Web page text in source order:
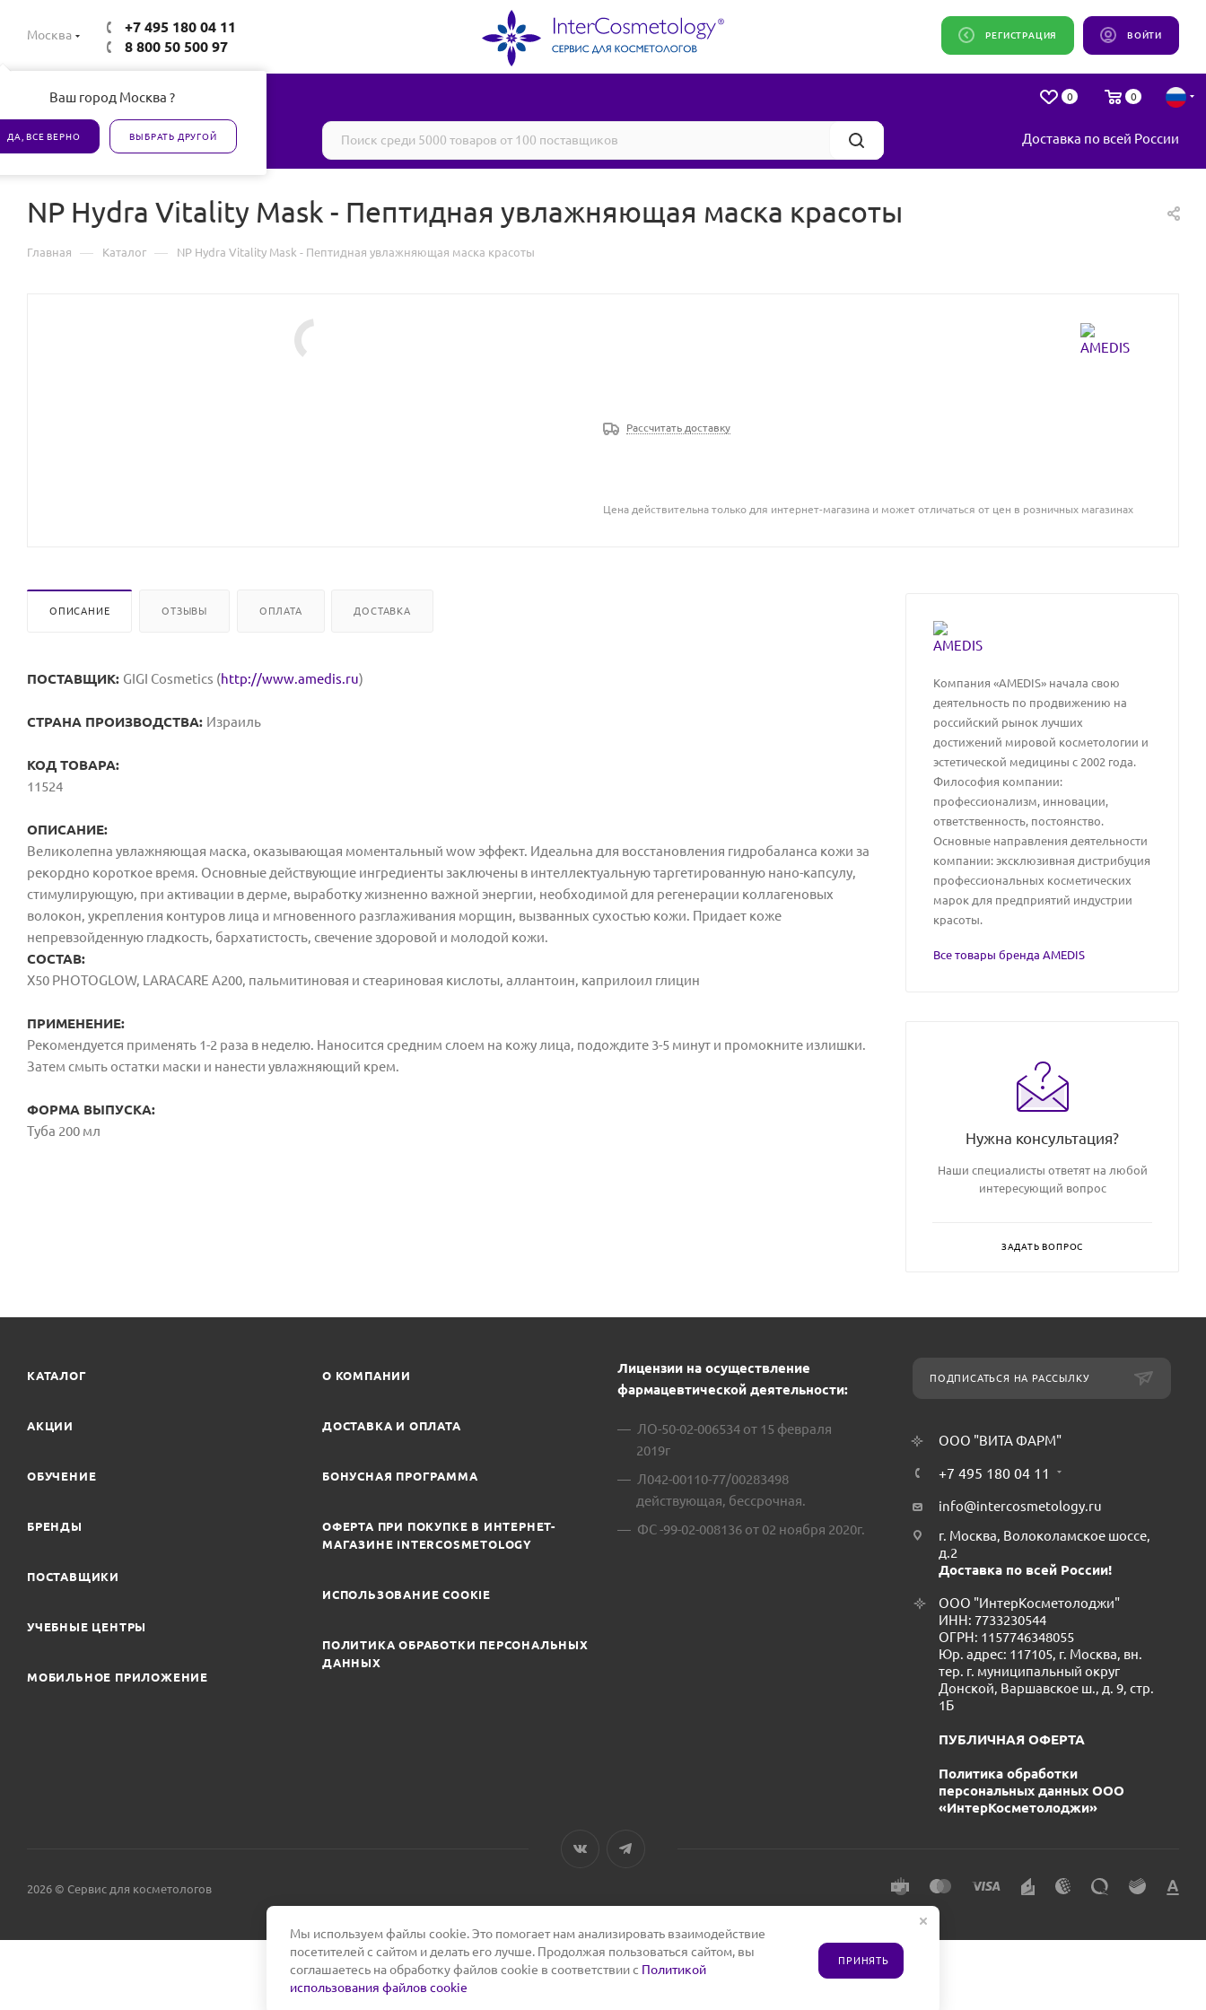
Москва
Ваш город Москва ?
ДА, ВСЕ ВЕРНО ВЫБРАТЬ ДРУГОЙ
+7 495 180 04 11
8 800 50 500 97
ВОЙТИ
РЕГИСТРАЦИЯ
0 0
Все товары сертифицированы Доставка по всей России
NP Hydra Vitality Mask - Пептидная увлажняющая маска красоты
Главная — Каталог — NP Hydra Vitality Mask - Пептидная увлажняющая маска красоты
Рассчитать доставку
Цена действительна только для интернет-магазина и может отличаться от цен в розничных магазинах
ОПИСАНИЕ ОТЗЫВЫ ОПЛАТА ДОСТАВКА
ПОСТАВЩИК: GIGI Cosmetics (http://www.amedis.ru)
СТРАНА ПРОИЗВОДСТВА: Израиль
КОД ТОВАРА:
11524
ОПИСАНИЕ:
Великолепна увлажняющая маска, оказывающая моментальный wow эффект. Идеальна для восстановления гидробаланса кожи за
рекордно короткое время. Основные действующие ингредиенты заключены в интеллектуальную таргетированную нано-капсулу,
стимулирующую, при активации в дерме, выработку жизненно важной энергии, необходимой для регенерации коллагеновых
волокон, укрепления контуров лица и мгновенного разглаживания морщин, вызванных сухостью кожи. Придает коже
непревзойденную гладкость, бархатистость, свечение здоровой и молодой кожи.
СОСТАВ:
X50 PHOTOGLOW, LARACARE A200, пальмитиновая и стеариновая кислоты, аллантоин, каприлоил глицин
ПРИМЕНЕНИЕ:
Рекомендуется применять 1-2 раза в неделю. Наносится средним слоем на кожу лица, подождите 3-5 минут и промокните излишки.
Затем смыть остатки маски и нанести увлажняющий крем.
ФОРМА ВЫПУСКА:
Туба 200 мл
Компания «AMEDIS» начала свою
деятельность по продвижению на
российский рынок лучших
достижений мировой косметологии и
эстетической медицины с 2002 года.
Философия компании:
профессионализм, инновации,
ответственность, постоянство.
Основные направления деятельности
компании: эксклюзивная дистрибуция
профессиональных косметических
марок для предприятий индустрии
красоты.
Все товары бренда AMEDIS
Нужна консультация?
Наши специалисты ответят на любой
интересующий вопрос
ЗАДАТЬ ВОПРОС
КАТАЛОГ
АКЦИИ
ОБУЧЕНИЕ
БРЕНДЫ
ПОСТАВЩИКИ
УЧЕБНЫЕ ЦЕНТРЫ
МОБИЛЬНОЕ ПРИЛОЖЕНИЕ
О КОМПАНИИ
ДОСТАВКА И ОПЛАТА
БОНУСНАЯ ПРОГРАММА
ОФЕРТА ПРИ ПОКУПКЕ В ИНТЕРНЕТ-
МАГАЗИНЕ INTERCOSMETOLOGY
ИСПОЛЬЗОВАНИЕ COOKIE
ПОЛИТИКА ОБРАБОТКИ ПЕРСОНАЛЬНЫХ
ДАННЫХ
Лицензии на осуществление
фармацевтической деятельности:
ЛО-50-02-006534 от 15 февраля
2019г
Л042-00110-77/00283498
действующая, бессрочная.
ФС -99-02-008136 от 02 ноября 2020г.
ПОДПИСАТЬСЯ НА РАССЫЛКУ
ООО "ВИТА ФАРМ"
+7 495 180 04 11
info@intercosmetology.ru
г. Москва, Волоколамское шоссе,
д.2
Доставка по всей России!
ООО "ИнтерКосметолоджи"
ИНН: 7733230544
ОГРН: 1157746348055
Юр. адрес: 117105, г. Москва, вн.
тер. г. муниципальный округ
Донской, Варшавское ш., д. 9, стр.
1Б
ПУБЛИЧНАЯ ОФЕРТА
Политика обработки
персональных данных ООО
«ИнтерКосметолоджи»
2026 © Сервис для косметологов
Мы используем файлы cookie. Это помогает нам анализировать взаимодействие
посетителей с сайтом и делать его лучше. Продолжая пользоваться сайтом, вы
соглашаетесь на обработку файлов cookie в соответствии с Политикой
использования файлов cookie
ПРИНЯТЬ